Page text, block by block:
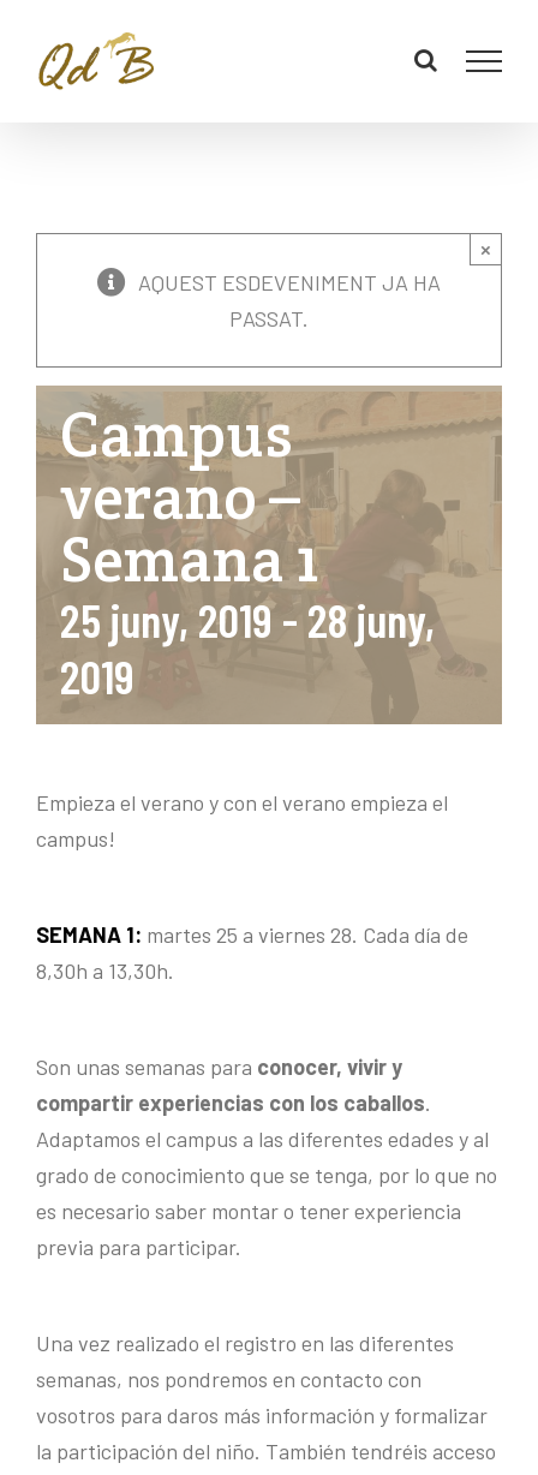
×
AQUEST ESDEVENIMENT JA HA
PASSAT.
Campus
verano –
Semana 1
25 juny, 2019- 28 juny,
2019
Empieza el verano y con el verano empieza el
campus!
SEMANA 1: martes 25 a viernes 28. Cada día de
8,30h a 13,30h.
Son unas semanas para conocer, vivir y
compartir experiencias con los caballos.
Adaptamos el campus a las diferentes edades y al
grado de conocimiento que se tenga, por lo que no
es necesario saber montar o tener experiencia
previa para participar.
Una vez realizado el registro en las diferentes
semanas, nos pondremos en contacto con
vosotros para daros más información y formalizar
la participación del niño. También tendréis acceso